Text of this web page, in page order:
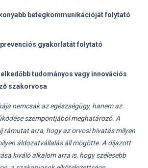
betegkommunikációját folytató
gyakorlatát folytató
tudományos vagy innovációs
szakorvosa
nemcsak az egészségügy, hanem az
szempontjából meghatározó. A
rámutat arra, hogy az orvosi hivatás milyen
áldozatvállalás áll mögötte. A díjazott
kiváló alkalom arra is, hogy szélesebb